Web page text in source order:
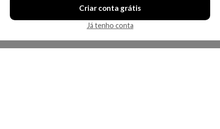
Criar conta grátis
Já tenho conta